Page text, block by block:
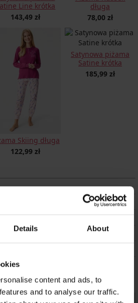
Details About
content and ads, to
and to analyse our traffic.
Line krótka
143,49 zł
długa
78,00 zł
Skiing długa
122,99 zł
Satynowa piżama
Satine krótka
185,99 zł
się spodobać